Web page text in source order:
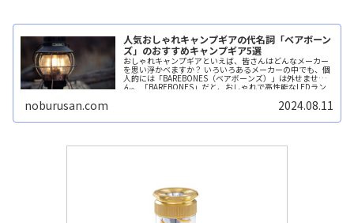
人気おしゃれキャンプギアの代名詞「ベアボーン
ズ」のおすすめキャンプギア5選
おしゃれキャンプギアといえば、皆さんはどんなメーカー
を思い浮かべますか？ いろいろあるメーカーの中でも、個
人的には「BAREBONES（ベアボーンズ）」は外せませ
ん。 「BAREBONES」だと、おしゃれで高性能なLEDラン
noburusan.com 2024.08.11